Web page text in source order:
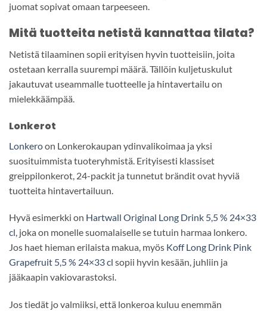
juomat sopivat omaan tarpeeseen.
Mitä tuotteita netistä kannattaa tilata?
Netistä tilaaminen sopii erityisen hyvin tuotteisiin, joita
ostetaan kerralla suurempi määrä. Tällöin kuljetuskulut
jakautuvat useammalle tuotteelle ja hintavertailu on
mielekkäämpää.
Lonkerot
Lonkeroon Lonkerokaupan ydinvalikoimaa ja yksi
suosituimmista tuoteryhmistä. Erityisesti klassiset
greippilonkerot, 24-packit ja tunnetut brändit ovat hyviä
tuotteita hintavertailuun.
Hyvä esimerkki on Hartwall Original Long Drink 5,5 % 24×33
cl, joka on monelle suomalaiselle se tutuin harmaa lonkero.
Jos haet hieman erilaista makua, myös Koff Long Drink Pink
Grapefruit 5,5 % 24×33 cl sopii hyvin kesään, juhliin ja
jääkaapin vakiovarastoksi.
Jos tiedät jo valmiiksi, että lonkeroa kuluu enemmän